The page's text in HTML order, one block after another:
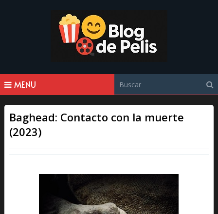
MENU
Baghead: Contacto con la muerte
(2023)